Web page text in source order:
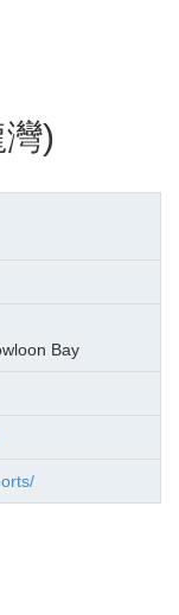
)
Bay